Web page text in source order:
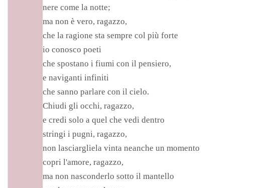
nere come la notte;
ma non è vero, ragazzo,
che la ragione sta sempre col più forte
io conosco poeti
che spostano i fiumi con il pensiero,
e naviganti infiniti
che sanno parlare con il cielo.
Chiudi gli occhi, ragazzo,
e credi solo a quel che vedi dentro
stringi i pugni, ragazzo,
non lasciargliela vinta neanche un momento
copri l'amore, ragazzo,
ma non nasconderlo sotto il mantello